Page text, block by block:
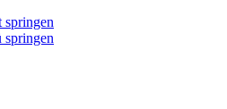
springen